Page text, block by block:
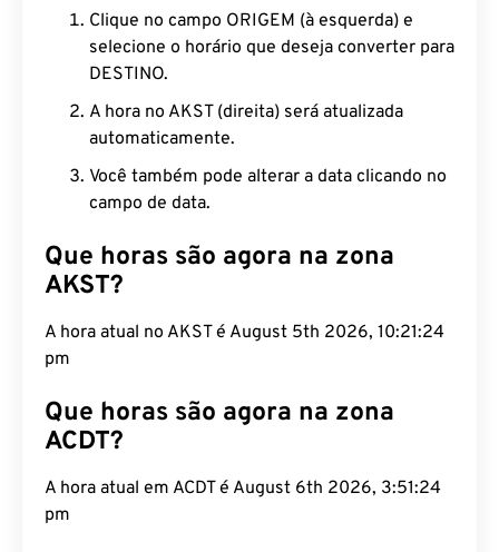
Clique no campo ORIGEM (à esquerda) e
selecione o horário que deseja converter para
DESTINO.
A hora no AKST (direita) será atualizada
automaticamente.
Você também pode alterar a data clicando no
campo de data.
Que horas são agora na zona
AKST?
A hora atual no AKST é August 5th 2026, 10:21:25
pm
Que horas são agora na zona
ACDT?
A hora atual em ACDT é August 6th 2026, 3:51:25
pm